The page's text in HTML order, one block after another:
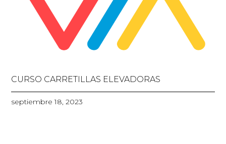
CURSO CARRETILLAS ELEVADORAS
septiembre 18, 2023